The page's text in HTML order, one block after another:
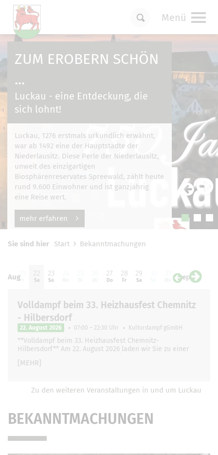
Menü
ZUM EROBERN SCHÖN
...
Luckau - eine Entdeckung, die
sich lohnt!
Luckau, 1276 erstmals urkundlich erwähnt,
war ab 1492 eine der Hauptstädte der
Niederlausitz. Diese Perle der Niederlausitz,
unweit des einzigartigen
Biosphärenreservates Spreewald, zählt heute
rund 9.600 Einwohner und ist ganzjährig
eine Reise wert.
mehr erfahren
Sie sind hier Start Bekanntmachungen
20
Do
21
Fr
22
Sa
23
So
27
Do
28
Fr
29
Sa Sep 01
Di
Aug
Volldampf beim 33. Heizhausfest Chemnitz
- Hilbersdorf
22. August 2026 07:00 – 22:30 Uhr Kulturdampf gGmbH
**Volldampf beim 33. Heizhausfest Chemnitz-
Hilbersdorf** Am 22. August 2026 laden wir Sie zu einer
[MEHR]
Zu den weiteren Veranstaltungen in und um Luckau
BEKANNTMACHUNGEN
Um Einstellungen zur Barrierefreiheit
für funktionale Cookiesin den Cookie-